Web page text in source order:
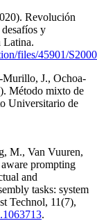
Revolución
y
Latina.
files/45901/
J., Ochoa-
Método mixto de
Universitario de
M., Van Vuuren,
prompting
and
tasks: system
Technol, 11(7),
.